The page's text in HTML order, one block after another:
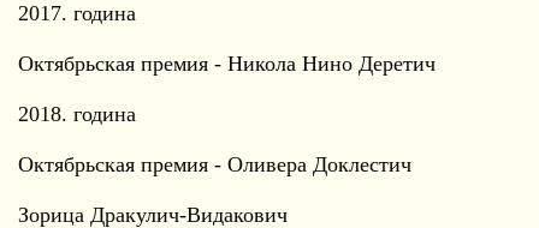
2017. година
Октябрьская премия - Никола Нино Деретич
2018. година
Октябрьская премия - Оливера Доклестич
Зорица Дракулич-Видакович